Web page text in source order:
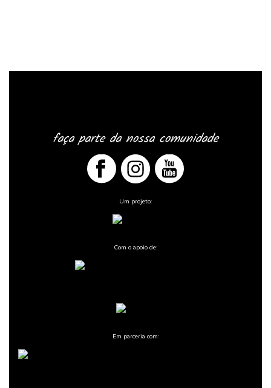
faça parte da nossa comunidade
Um projeto:
Com o apoio de:
Em parceria com: